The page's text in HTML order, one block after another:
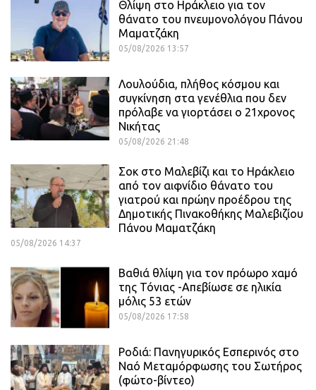
Θλίψη στο Ηράκλειο για τον
θάνατο του πνευμονολόγου Πάνου
Μαματζάκη
05/08/2026 13:57
Λουλούδια, πλήθος κόσμου και
συγκίνηση στα γενέθλια που δεν
πρόλαβε να γιορτάσει ο 21χρονος
Νικήτας
05/08/2026 21:48
Σοκ στο Μαλεβίζι και το Ηράκλειο
από τον αιφνίδιο θάνατο του
γιατρού και πρώην προέδρου της
Δημοτικής Πινακοθήκης Μαλεβιζίου
Πάνου Μαματζάκη
05/08/2026 14:37
Βαθιά θλίψη για τον πρόωρο χαμό
της Τόνιας -Απεβίωσε σε ηλικία
μόλις 53 ετών
05/08/2026 17:58
Ροδιά: Πανηγυρικός Εσπερινός στο
Ναό Μεταμόρφωσης του Σωτήρος
(φώτο-βίντεο)